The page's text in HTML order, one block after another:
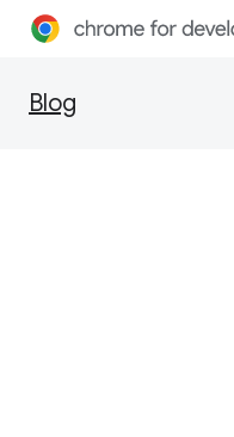
Blog